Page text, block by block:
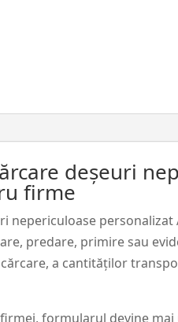
deșeuri
firme
nepericuloase
predare, primire sau
a cantităților
formularul devine